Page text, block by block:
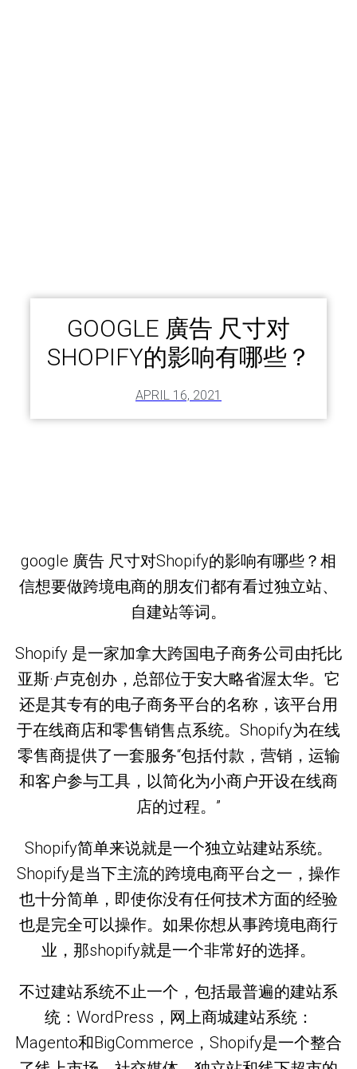
GOOGLE 廣告 尺寸对
SHOPIFY的影响有哪些？
APRIL 16, 2021
google 廣告 尺寸对Shopify的影响有哪些？相
信想要做跨境电商的朋友们都有看过独立站、
自建站等词。
Shopify 是一家加拿大跨国电子商务公司由托比
亚斯·卢克创办，总部位于安大略省渥太华。它
还是其专有的电子商务平台的名称，该平台用
于在线商店和零售销售点系统。Shopify为在线
零售商提供了一套服务“包括付款，营销，运输
和客户参与工具，以简化为小商户开设在线商
店的过程。”
Shopify简单来说就是一个独立站建站系统。
Shopify是当下主流的跨境电商平台之一，操作
也十分简单，即使你没有任何技术方面的经验
也是完全可以操作。如果你想从事跨境电商行
业，那shopify就是一个非常好的选择。
不过建站系统不止一个，包括最普遍的建站系
统：WordPress，网上商城建站系统：
Magento和BigCommerce，Shopify是一个整合